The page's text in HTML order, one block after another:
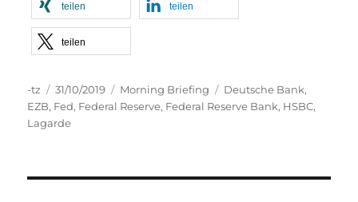
teilen teilen
teilen
Autor
-tz
Veröffentlicht
am
31/10/2019 Kategorien
Morning Briefing Schlagwörter
Deutsche Bank,
EZB, Fed, Federal Reserve, Federal Reserve Bank, HSBC,
Lagarde